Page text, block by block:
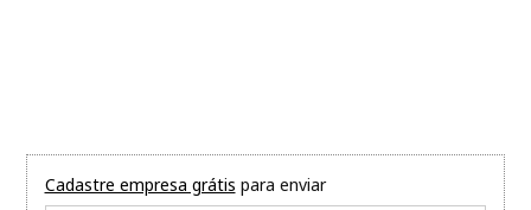
Cadastre empresa grátis para enviar